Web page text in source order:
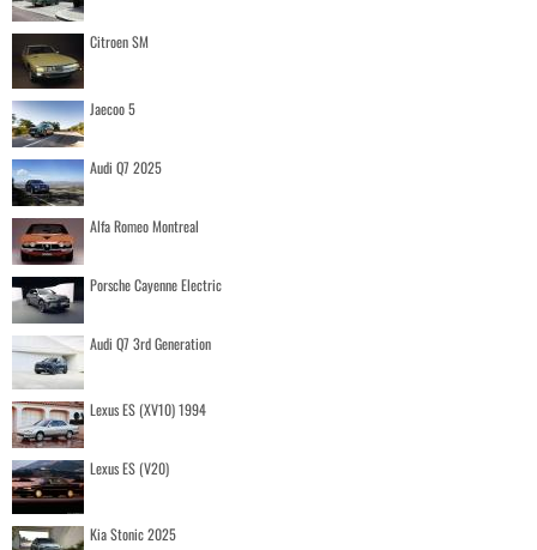
Citroen SM
Jaecoo 5
Audi Q7 2025
Alfa Romeo Montreal
Porsche Cayenne Electric
Audi Q7 3rd Generation
Lexus ES (XV10) 1994
Lexus ES (V20)
Kia Stonic 2025